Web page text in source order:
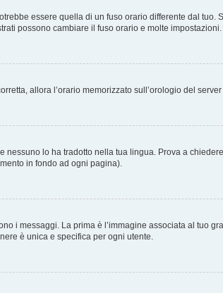
essere quella di un fuso orario differente dal
possono cambiare il fuso orario e molte impostazioni.
allora l’orario memorizzato sull’orologio del
nessuno lo ha tradotto nella tua lingua. Prova a
in fondo ad ogni pagina).
i messaggi. La prima è l’immagine associata al tuo
è unica e specifica per ogni utente.